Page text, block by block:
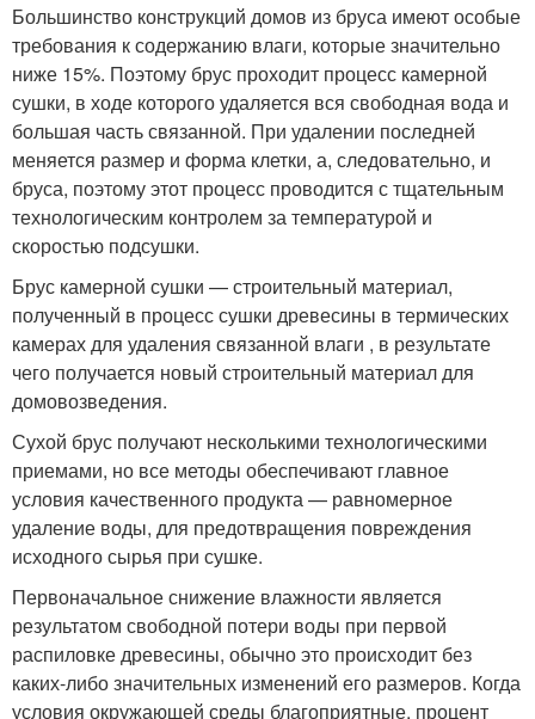
Большинство конструкций домов из бруса имеют особые
требования к содержанию влаги, которые значительно
ниже 15%. Поэтому брус проходит процесс камерной
сушки, в ходе которого удаляется вся свободная вода и
большая часть связанной. При удалении последней
меняется размер и форма клетки, а, следовательно, и
бруса, поэтому этот процесс проводится с тщательным
технологическим контролем за температурой и
скоростью подсушки.
Брус камерной сушки — строительный материал,
полученный в процесс сушки древесины в термических
камерах для удаления связанной влаги , в результате
чего получается новый строительный материал для
домовозведения.
Сухой брус получают несколькими технологическими
приемами, но все методы обеспечивают главное
условия качественного продукта — равномерное
удаление воды, для предотвращения повреждения
исходного сырья при сушке.
Первоначальное снижение влажности является
результатом свободной потери воды при первой
распиловке древесины, обычно это происходит без
каких-либо значительных изменений его размеров. Когда
условия окружающей среды благоприятные, процент